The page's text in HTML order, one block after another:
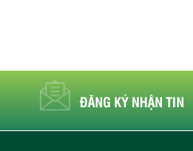
ĐĂNG KÝ NHẬN TIN